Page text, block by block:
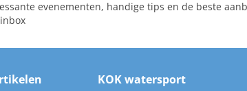
evenementen, handige tips en de beste
KOK watersport